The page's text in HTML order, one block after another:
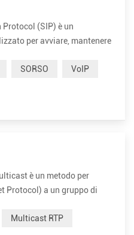
(SIP) è un
per avviare, mantenere
SIP è un
in tempo reale
SORSO VoIP
è un metodo per
Protocol) a un gruppo di
utilizzata per lo
Multicast RTP